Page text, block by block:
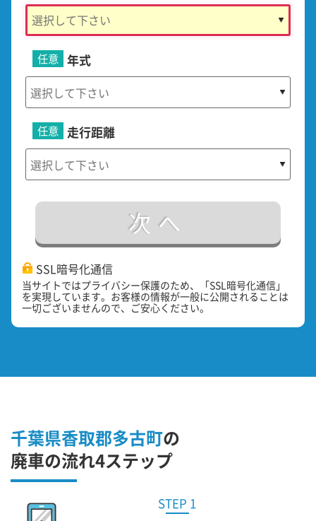
年式
任意
走行距離
任意
次へ
SSL暗号化通信
当サイトではプライバシー保護のため、「SSL暗号化通信」
を実現しています。お客様の情報が一般に公開されることは
一切ございませんので、ご安心ください。
千葉県香取郡多古町の
廃車の流れ4ステップ
STEP 1